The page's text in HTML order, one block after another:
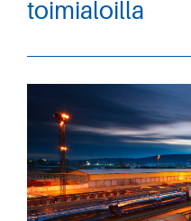
toimialoilla